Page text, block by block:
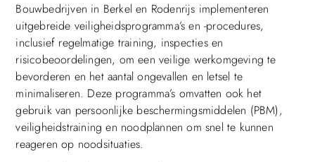
Bouwbedrijven in Berkel en Rodenrijs implementeren
uitgebreide veiligheidsprogramma’s en -procedures,
inclusief regelmatige training, inspecties en
risicobeoordelingen, om een veilige werkomgeving te
bevorderen en het aantal ongevallen en letsel te
minimaliseren. Deze programma’s omvatten ook het
gebruik van persoonlijke beschermingsmiddelen (PBM),
veiligheidstraining en noodplannen om snel te kunnen
reageren op noodsituaties.